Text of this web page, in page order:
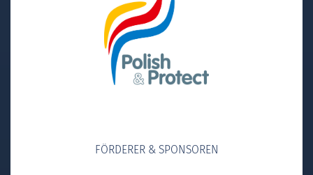
FÖRDERER & SPONSOREN